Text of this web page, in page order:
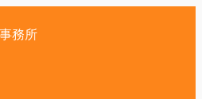
務所